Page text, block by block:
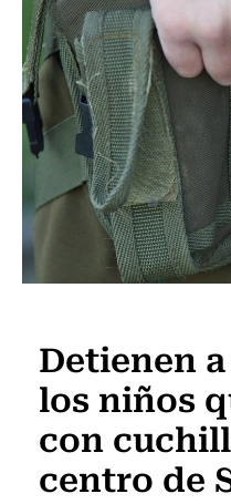
Detienen
los niños
con
centro de